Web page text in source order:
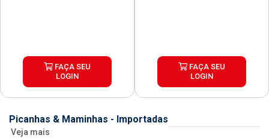
FAÇA SEU
LOGIN
FAÇA SEU
LOGIN
Picanhas & Maminhas - Importadas
Veja mais